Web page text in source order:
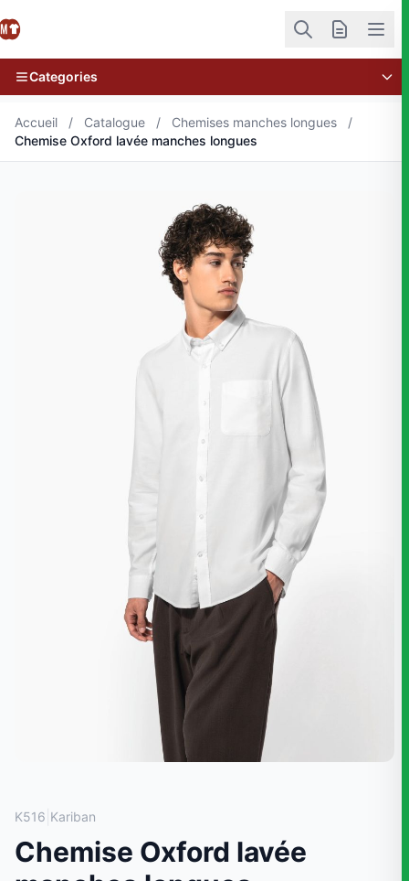
Categories
Accueil / Catalogue / Chemises manches longues
/
Chemise Oxford lavée manches longues
K516 Kariban
Chemise Oxford lavée